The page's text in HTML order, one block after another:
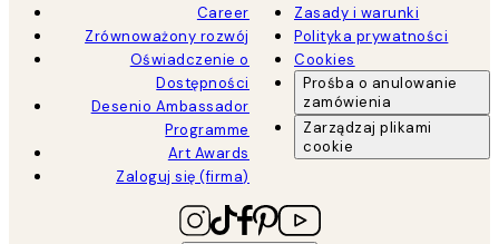
Career
Zrównoważony rozwój
Oświadczenie o
Dostępności
Desenio Ambassador
Programme
Art Awards
Zaloguj się (firma)
Zasady i warunki
Polityka prywatności
Cookies
Prośba o anulowanie
zamówienia
Zarządzaj plikami
cookie